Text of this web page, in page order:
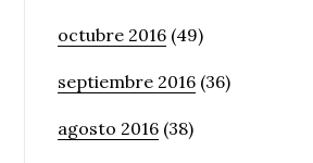
octubre 2016 (49)
septiembre 2016 (36)
agosto 2016 (38)